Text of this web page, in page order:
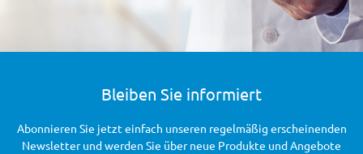
Bleiben Sie informiert
Abonnieren Sie jetzt einfach unseren regelmäßig erscheinenden
Newsletter und werden Sie über neue Produkte und Angebote